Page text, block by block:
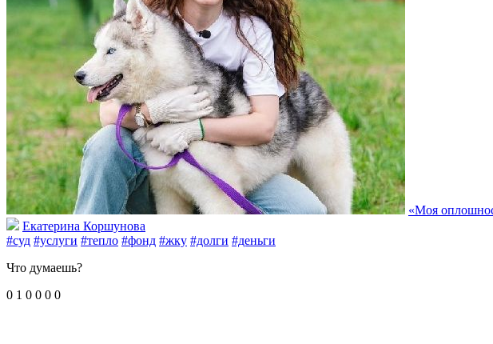
«Моя
Екатерина Коршунова
#суд #услуги #тепло #фонд #жку #долги #деньги
Что думаешь?
0 1 0 0 0 0